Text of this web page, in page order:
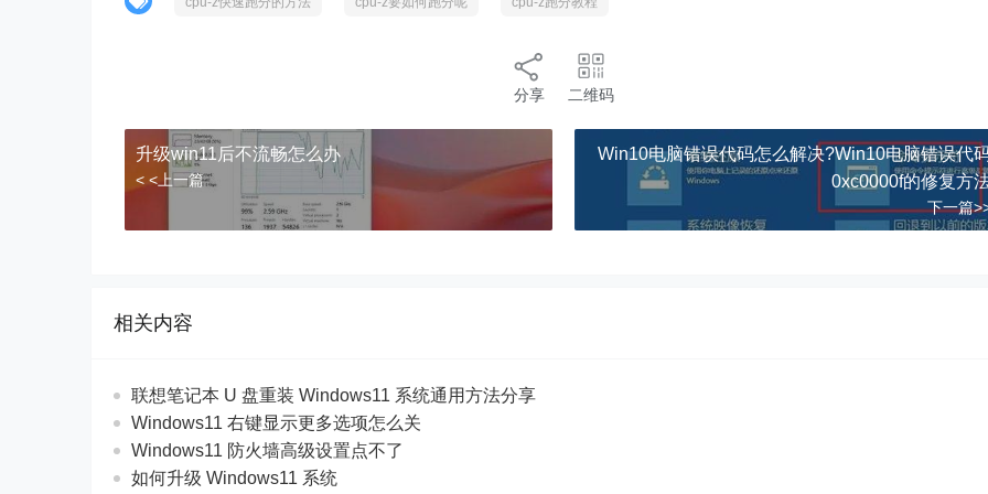
分享 二维码
升级win11后不流畅怎么办
< <上一篇
Win10电脑错误代码怎么解决?Win10电脑错误代
0xc0000f的修复方
下一篇
相关内容
联想笔记本 U 盘重装 Windows11 系统通用方法分享
Windows11 右键显示更多选项怎么关
Windows11 防火墙高级设置点不了
如何升级 Windows11 系统